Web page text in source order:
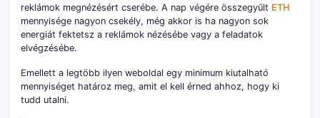
reklámok megnézésért cserébe. A nap végére összegyűlt ETH
mennyisége nagyon csekély, még akkor is ha nagyon sok
energiát fektetsz a reklámok nézésébe vagy a feladatok
elvégzésébe.
Emellett a legtöbb ilyen weboldal egy minimum kiutalható
mennyiséget határoz meg, amit el kell érned ahhoz, hogy ki
tudd utalni.